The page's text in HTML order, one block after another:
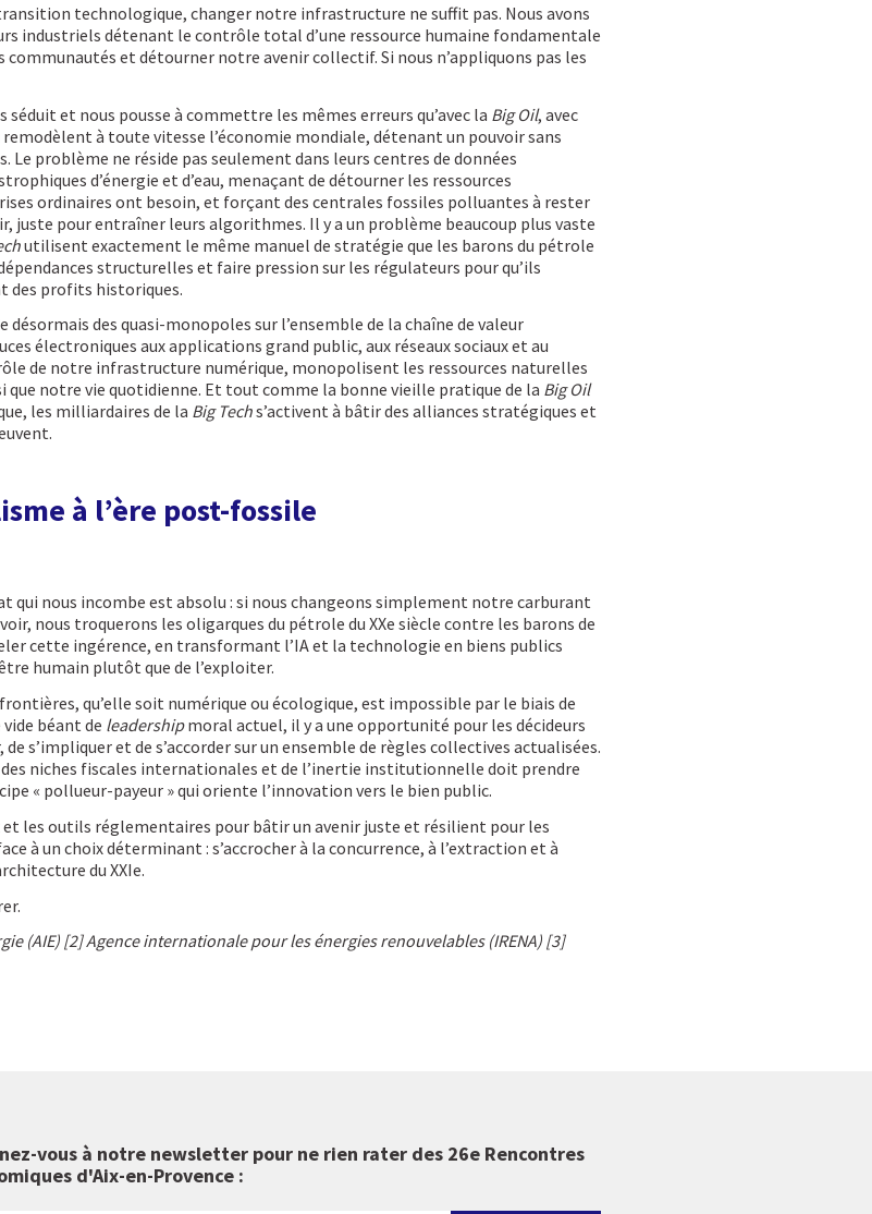
technologique, changer notre infrastructure ne suffit pas. Nous avons
industriels détenant le contrôle total d’une ressource humaine fondamentale
et détourner notre avenir collectif. Si nous n’appliquons pas les
séduit et nous pousse à commettre les mêmes erreurs qu’avec la Big Oil, avec
remodèlent à toute vitesse l’économie mondiale, détenant un pouvoir sans
Le problème ne réside pas seulement dans leurs centres de données
d’énergie et d’eau, menaçant de détourner les ressources
ordinaires ont besoin, et forçant des centrales fossiles polluantes à rester
juste pour entraîner leurs algorithmes. Il y a un problème beaucoup plus vaste
utilisent exactement le même manuel de stratégie que les barons du pétrole
structurelles et faire pression sur les régulateurs pour qu’ils
des profits historiques.
désormais des quasi-monopoles sur l’ensemble de la chaîne de valeur
électroniques aux applications grand public, aux réseaux sociaux et au
de notre infrastructure numérique, monopolisent les ressources naturelles
notre vie quotidienne. Et tout comme la bonne vieille pratique de la Big Oil
les milliardaires de la Big Techs’activent à bâtir des alliances stratégiques et
à l’ère post-fossile
qui nous incombe est absolu : si nous changeons simplement notre carburant
nous troquerons les oligarques du pétrole du XXe siècle contre les barons de
cette ingérence, en transformant l’IA et la technologie en biens publics
humain plutôt que de l’exploiter.
qu’elle soit numérique ou écologique, est impossible par le biais de
béant de leadershipmoral actuel, il y a une opportunité pour les décideurs
s’impliquer et de s’accorder sur un ensemble de règles collectives actualisées.
niches fiscales internationales et de l’inertie institutionnelle doit prendre
« pollueur-payeur » qui oriente l’innovation vers le bien public.
et les outils réglementaires pour bâtir un avenir juste et résilient pour les
à un choix déterminant : s’accrocher à la concurrence, à l’extraction et à
du XXIe.
(AIE)[2] Agence internationale pour les énergies renouvelables (IRENA) [3]
vous à notre newsletter pour ne rien rater des 26e Rencontres
d'Aix-en-Provence :